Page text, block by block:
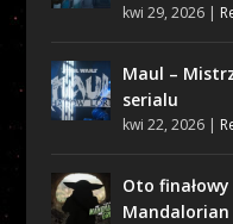
kwi 29, 2026|
Maul –
serialu
kwi 22, 2026|
Oto
Mandalorian